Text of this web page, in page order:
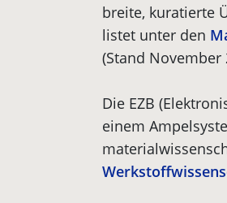
breite, kuratierte
listet unter den
(Stand November
Die EZB
einem